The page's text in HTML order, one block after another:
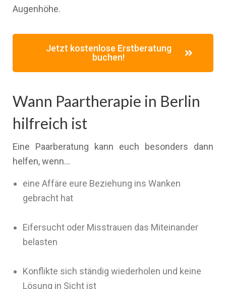
Augenhöhe.
Jetzt kostenlose Erstberatung
buchen!
Wann Paartherapie in Berlin
hilfreich ist
Eine Paarberatung kann euch besonders dann
helfen, wenn…
eine Affäre eure Beziehung ins Wanken
gebracht hat
Eifersucht oder Misstrauen das Miteinander
belasten
Konflikte sich ständig wiederholen und keine
Lösung in Sicht ist